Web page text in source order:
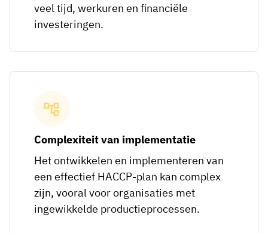
veel tijd, werkuren en financiële
investeringen.
Complexiteit van implementatie
Het ontwikkelen en implementeren van
een effectief HACCP-plan kan complex
zijn, vooral voor organisaties met
ingewikkelde productieprocessen.